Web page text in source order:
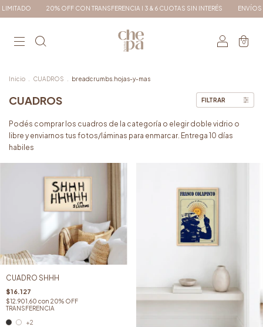
OFF CON TRANSFERENCIA I 3 & 6 CUOTAS SIN INTERÉS ENVÍOS A TODO EL PAÍS
0
Inicio CUADROS breadcrumbs.hojas-y-mas
CUADROS FILTRAR
Podés comprar los cuadros de la categoría o elegir doble vidrio o
libre y enviarnos tus fotos/láminas para enmarcar. Entrega 10 días
habiles
CUADRO SHHH
$16.127
$12.901,60 con 20% OFF
TRANSFERENCIA
+2